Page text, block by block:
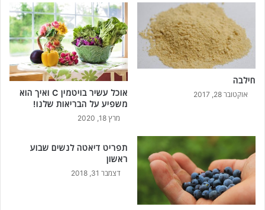
חילבה
אוקטובר 28, 2017
אוכל עשיר בויטמין C ואיך הוא
משפיע על הבריאות שלנו!
מרץ 18, 2020
תפריט דיאטה לנשים שבוע
ראשון
דצמבר 31, 2018